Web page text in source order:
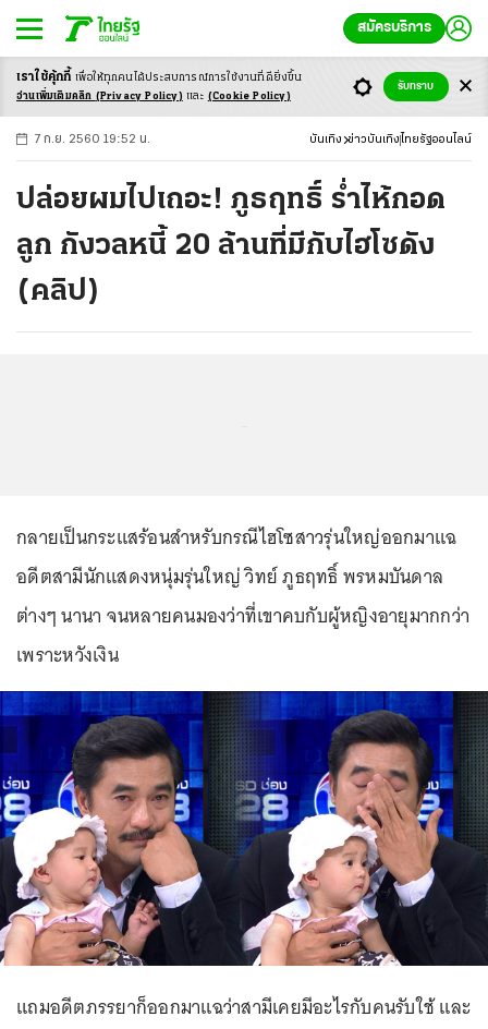
สมัครบริการ
-ก ก ก+
7 ก.ย. 2560 19:52 น. บันเทิง ข่าวบันเทิง ไทยรัฐออนไลน์
ปล่อยผมไปเถอะ! ภูธฤทธิ์ ร่ำไห้กอด
ลูก กังวลหนี้ 20 ล้านที่มีกับไฮโซดัง
(คลิป)
กลายเป็นกระแสร้อนสำหรับกรณีไฮโซสาวรุ่นใหญ่ออกมาแฉ
อดีตสามีนักแสดงหนุ่มรุ่นใหญ่ วิทย์ ภูธฤทธิ์ พรหมบันดาล
ต่างๆ นานา จนหลายคนมองว่าที่เขาคบกับผู้หญิงอายุมากกว่า
เพราะหวังเงิน
แถมอดีตภรรยาก็ออกมาแฉว่าสามีเคยมีอะไรกับคนรับใช้ และ
เราใช้คุ้กกี้ เพื่อให้ทุกคนได้ประสบการณ์การใช้งานที่ดียิ่งขึ้น
อ่านเพิ่มเติมคลิก (Privacy Policy) และ (Cookie Policy)
รับทราบ